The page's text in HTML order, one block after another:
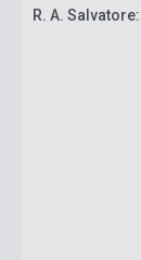
R. A.